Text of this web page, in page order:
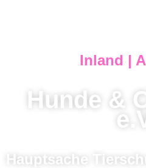
Inland |
Hunde &
Hauptsache